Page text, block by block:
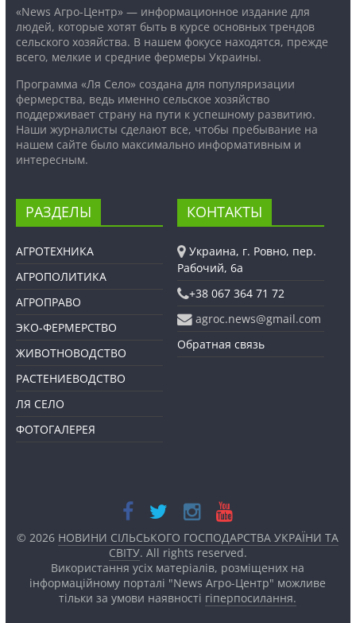
«News Агро-Центр» — информационное издание для
людей, которые хотят быть в курсе основных трендов
сельского хозяйства. В нашем фокусе находятся, прежде
всего, мелкие и средние фермеры Украины.
Программа «Ля Село» создана для популяризации
фермерства, ведь именно сельское хозяйство
поддерживает страну на пути к успешному развитию.
Наши журналисты сделают все, чтобы пребывание на
нашем сайте было максимально информативным и
интересным.
РАЗДЕЛЫ
АГРОТЕХНИКА
АГРОПОЛИТИКА
АГРОПРАВО
ЭКО-ФЕРМЕРСТВО
ЖИВОТНОВОДСТВО
РАСТЕНИЕВОДСТВО
ЛЯ СЕЛО
ФОТОГАЛЕРЕЯ
КОНТАКТЫ
Украина, г. Ровно, пер.
Рабочий, 6а
+38 067 364 71 72
agroc.news@gmail.com
Обратная связь
© 2026 НОВИНИ СІЛЬСЬКОГО ГОСПОДАРСТВА УКРАЇНИ ТА
СВІТУ. All rights reserved.
Використання усіх матеріалів, розміщених на
інформаційному порталі "News Агро-Центр" можливе
тільки за умови наявності гіперпосилання.